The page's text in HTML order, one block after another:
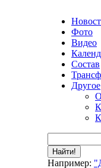
Фото
Видео
Состав
Другое
Найти!
Например: